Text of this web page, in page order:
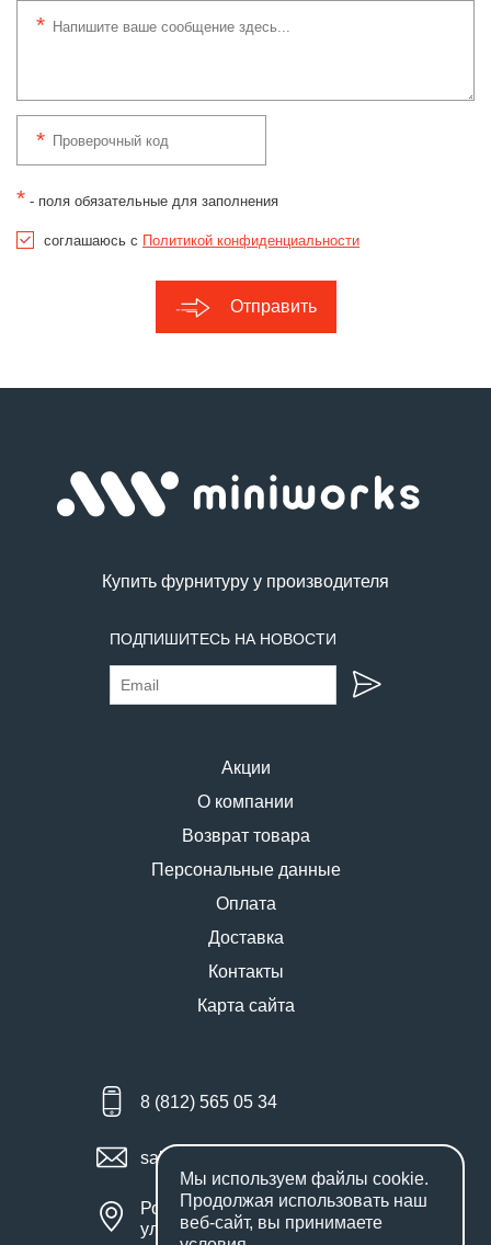
* - поля обязательные для заполнения
соглашаюсь с Политикой конфиденциальности
Отправить
Купить фурнитуру у производителя
ПОДПИШИТЕСЬ НА НОВОСТИ
Акции
О компании
Возврат товара
Персональные данные
Оплата
Доставка
Контакты
Карта сайта
8 (812) 565 05 34
sales@miniworks.ru
Россия, Санкт-Петербург,
улица Маршала Новикова, 28Е
Мы используем файлы cookie.
Продолжая использовать наш
веб-сайт, вы принимаете